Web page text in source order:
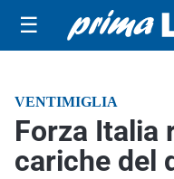
☰
VENTIMIGLIA
Forza Italia
cariche del